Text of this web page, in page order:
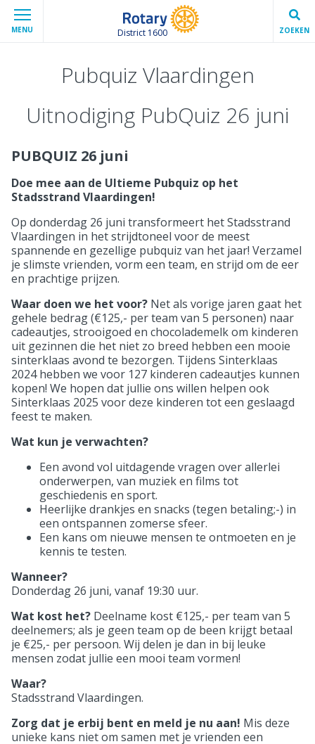
MENU District 1600 ZOEKEN
Pubquiz Vlaardingen
Uitnodiging PubQuiz 26 juni
PUBQUIZ 26 juni
Doe mee aan de Ultieme Pubquiz op het
Stadsstrand Vlaardingen!
Op donderdag 26 juni transformeert het Stadsstrand
Vlaardingen in het strijdtoneel voor de meest
spannende en gezellige pubquiz van het jaar! Verzamel
je slimste vrienden, vorm een team, en strijd om de eer
en prachtige prijzen.
Waar doen we het voor? Net als vorige jaren gaat het
gehele bedrag (€125,- per team van 5 personen) naar
cadeautjes, strooigoed en chocolademelk om kinderen
uit gezinnen die het niet zo breed hebben een mooie
sinterklaas avond te bezorgen. Tijdens Sinterklaas
2024 hebben we voor 127 kinderen cadeautjes kunnen
kopen! We hopen dat jullie ons willen helpen ook
Sinterklaas 2025 voor deze kinderen tot een geslaagd
feest te maken.
Wat kun je verwachten?
Een avond vol uitdagende vragen over allerlei
onderwerpen, van muziek en films tot
geschiedenis en sport.
Heerlijke drankjes en snacks (tegen betaling;-) in
een ontspannen zomerse sfeer.
Een kans om nieuwe mensen te ontmoeten en je
kennis te testen.
Wanneer?
Donderdag 26 juni, vanaf 19:30 uur.
Wat kost het? Deelname kost €125,- per team van 5
deelnemers; als je geen team op de been krijgt betaal
je €25,- per persoon. Wij delen je dan in bij leuke
mensen zodat jullie een mooi team vormen!
Waar?
Stadsstrand Vlaardingen.
Zorg dat je erbij bent en meld je nu aan! Mis deze
unieke kans niet om samen met je vrienden een